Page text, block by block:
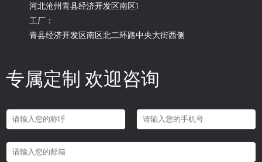
河北沧州青县经济开发区南区1
工厂：
青县经济开发区南区北二环路中央大街西侧
专属定制 欢迎咨询